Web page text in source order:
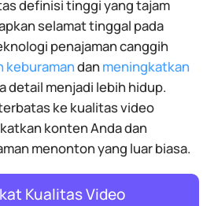
definisi tinggi yang tajam
selamat tinggal pada
penajaman canggih
keburamandanmeningkatkan
detail menjadi lebih hidup.
ke kualitas video
konten Anda dan
menonton yang luar biasa.
Kualitas Video